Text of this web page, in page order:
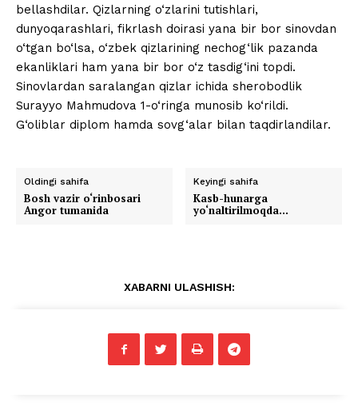
bellashdilar. Qizlarning o‘zlarini tutishlari,
dunyoqarashlari, fikrlash doirasi yana bir bor sinovdan
o‘tgan bo‘lsa, o‘zbek qizlarining nechog‘lik pazanda
ekanliklari ham yana bir bor o‘z tasdig‘ini topdi.
Sinovlardan saralangan qizlar ichida sherobodlik
Surayyo Mahmudova 1-o‘ringa munosib ko‘rildi.
G‘oliblar diplom hamda sovg‘alar bilan taqdirlandilar.
Oldingi sahifa
Bosh vazir o‘rinbosari
Angor tumanida
Keyingi sahifa
Kasb-hunarga
yo‘naltirilmoqda…
XABARNI ULASHISH: